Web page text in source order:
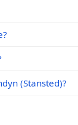
(Stansted)?